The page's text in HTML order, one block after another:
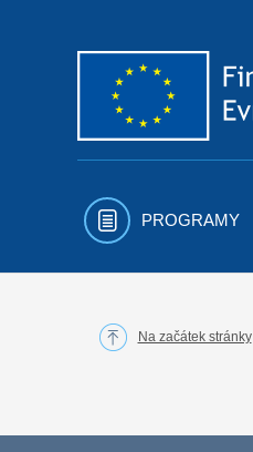
PROGRAMY
Na začátek stránky